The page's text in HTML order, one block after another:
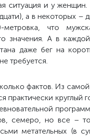
ситуация и у женщин.
а в некоторых –
что
значения. А в
даже бег на
требуется.
фактов. Из самой
практически круглый
семеро, но все –
метательных (в